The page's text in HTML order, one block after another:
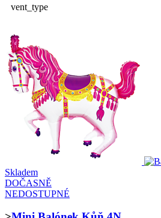
vent_type
Skladem
DOČASNĚ
NEDOSTUPNÉ